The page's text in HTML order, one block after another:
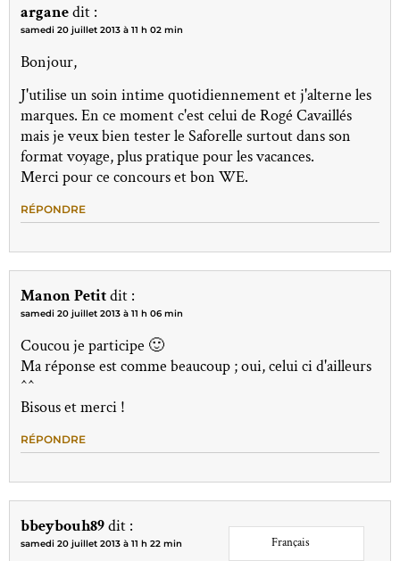
arganedit :
samedi 20 juillet 2013 à 11 h 02 min
Bonjour,
J'utilise un soin intime quotidiennement et j'alterne les
marques. En ce moment c'est celui de Rogé Cavaillés
mais je veux bien tester le Saforelle surtout dans son
format voyage, plus pratique pour les vacances.
Merci pour ce concours et bon WE.
RÉPONDRE
Manon Petitdit :
samedi 20 juillet 2013 à 11 h 06 min
Coucou je participe 🙂
Ma réponse est comme beaucoup ; oui, celui ci d'ailleurs
^^
Bisous et merci !
RÉPONDRE
bbeybouh89dit :
samedi 20 juillet 2013 à 11 h 22 min Français